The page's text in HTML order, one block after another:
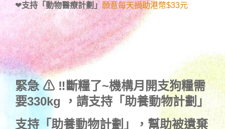
❤支持「動物醫療計劃」願意每天捐助港幣$33元
緊急 ⚠ ‼斷糧了~機構月開支狗糧需
要330kg ， 請支持「助養動物計劃」
支持 「助養動物計劃」 ，幫助被遺棄